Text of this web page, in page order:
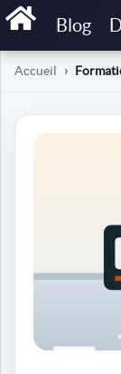
Blog
Accueil